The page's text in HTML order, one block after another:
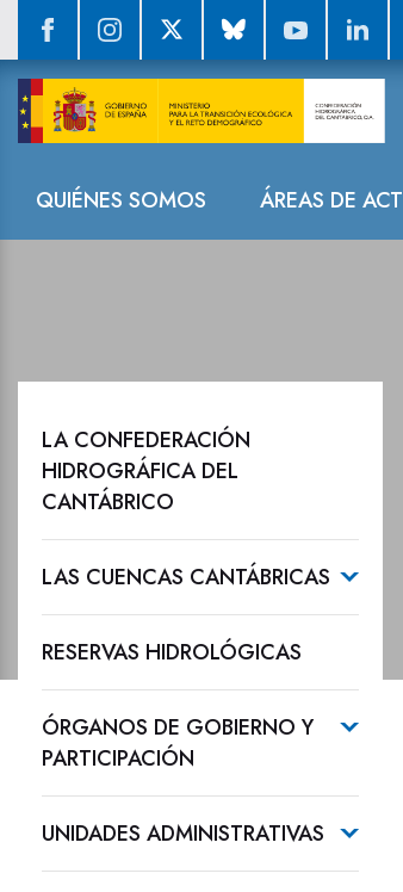
QUIÉNES SOMOS ÁREAS DE
Sala de
LA CONFEDERACIÓN
HIDROGRÁFICA DEL
CANTÁBRICO
LAS CUENCAS CANTÁBRICAS
RESERVAS HIDROLÓGICAS
ÓRGANOS DE GOBIERNO Y
PARTICIPACIÓN
UNIDADES ADMINISTRATIVAS